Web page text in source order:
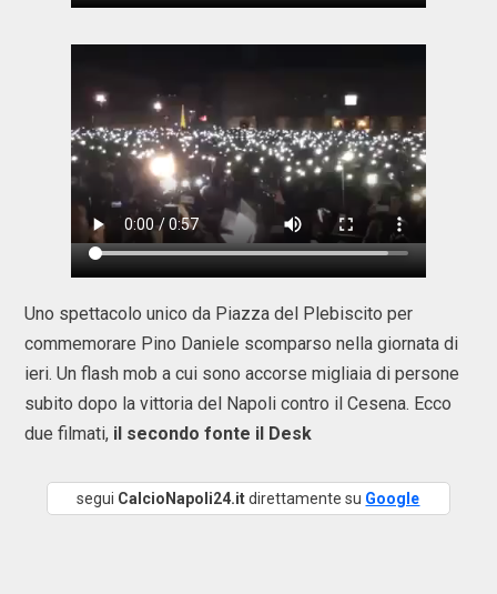
Uno spettacolo unico da Piazza del Plebiscito per
commemorare Pino Daniele scomparso nella giornata di
ieri. Un flash mob a cui sono accorse migliaia di persone
subito dopo la vittoria del Napoli contro il Cesena. Ecco
due filmati, il secondo fonte il Desk
segui CalcioNapoli24.itdirettamente su Google